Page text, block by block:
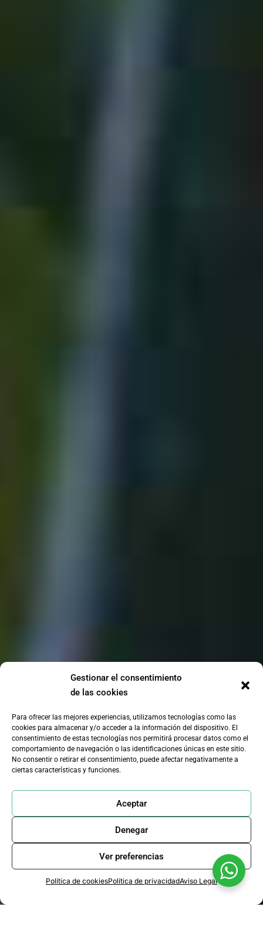
Gestionar el consentimiento
de las cookies
Para ofrecer las mejores experiencias, utilizamos tecnologías como las
cookies para almacenar y/o acceder a la información del dispositivo. El
consentimiento de estas tecnologías nos permitirá procesar datos como el
comportamiento de navegación o las identificaciones únicas en este sitio.
No consentir o retirar el consentimiento, puede afectar negativamente a
ciertas características y funciones.
Aceptar
Denegar
Ver preferencias
Política de cookiesPolítica de privacidadAviso Legal